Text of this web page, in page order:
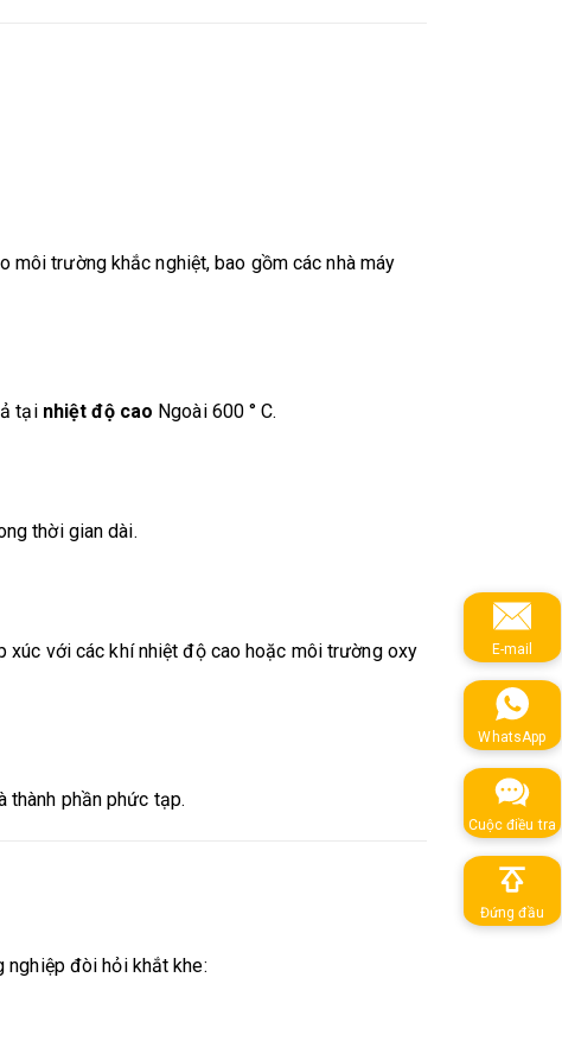
môi trường khắc nghiệt, bao gồm các nhà máy
tại nhiệt độ cao Ngoài 600 ° C.
thời gian dài.
xúc với các khí nhiệt độ cao hoặc môi trường oxy
thành phần phức tạp.
nghiệp đòi hỏi khắt khe:
E-mail
WhatsApp
Cuộc điều tra
Đứng đầu